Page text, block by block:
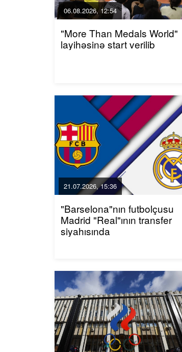
06.08.2026, 12:54
"More Than Medals World"
layihəsinə start verilib
21.07.2026, 15:36
"Barselona"nın futbolçusu
Madrid "Real"ının transfer
siyahısında